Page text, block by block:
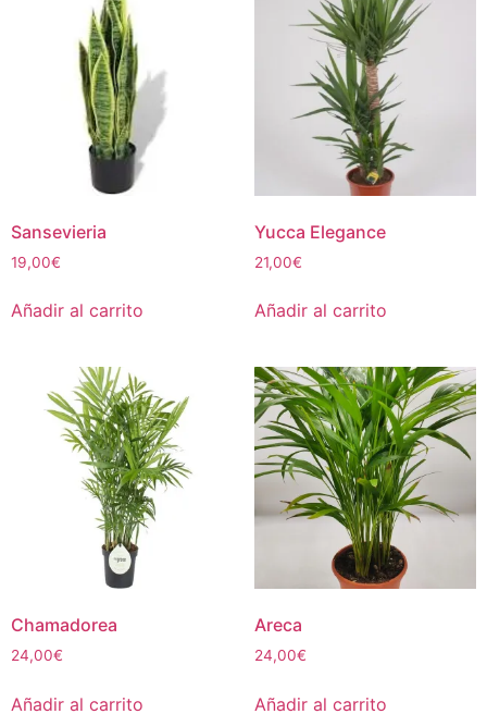
Sansevieria
19,00€
Añadir al carrito
Yucca Elegance
21,00€
Añadir al carrito
Chamadorea
24,00€
Añadir al carrito
Areca
24,00€
Añadir al carrito